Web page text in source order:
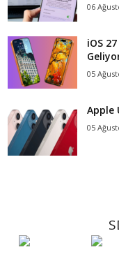
06
iOS
05
Apple
05